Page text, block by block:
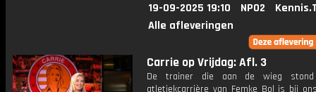
19-09-2025 19:10 NPO2
Alle afleveringen
Carrie op Vrijdag: Afl. 3
De trainer die aan de wieg
atletiekcarrière van Femke Bol is bij